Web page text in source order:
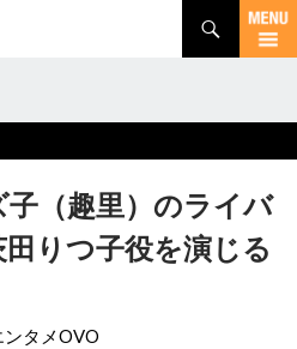
子（趣里）のライバ
りつ子役を演じる
ンタメOVO